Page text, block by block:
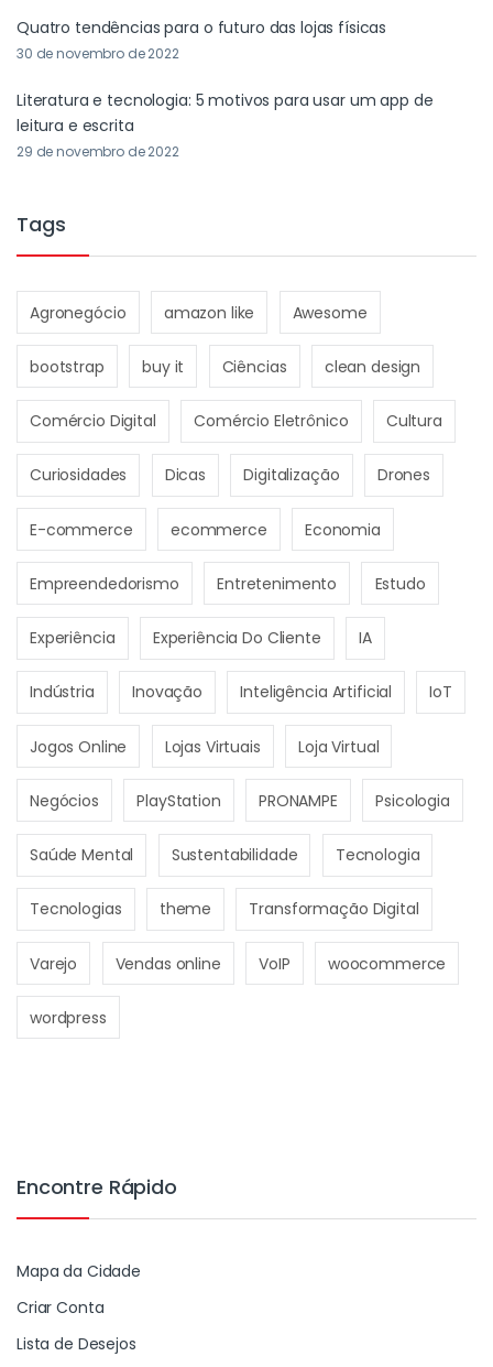
Quatro tendências para o futuro das lojas físicas
30 de novembro de 2022
Literatura e tecnologia: 5 motivos para usar um app de
leitura e escrita
29 de novembro de 2022
Tags
Agronegócio amazon like Awesome
bootstrap buy it Ciências clean design
Comércio Digital Comércio Eletrônico Cultura
Curiosidades Dicas Digitalização Drones
E-commerce ecommerce Economia
Empreendedorismo Entretenimento Estudo
Experiência Experiência Do Cliente IA
Indústria Inovação Inteligência Artificial IoT
Jogos Online Lojas Virtuais Loja Virtual
Negócios PlayStation PRONAMPE Psicologia
Saúde Mental Sustentabilidade Tecnologia
Tecnologias theme Transformação Digital
Varejo Vendas online VoIP woocommerce
wordpress
Encontre Rápido
Mapa da Cidade
Criar Conta
Lista de Desejos